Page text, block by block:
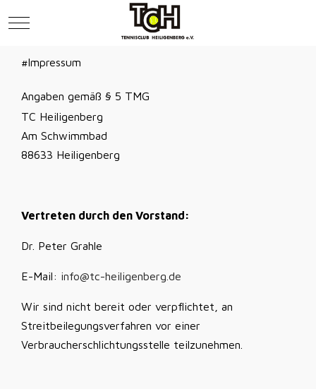
Mobile Menu Toggle
#Impressum
Angaben gemäß § 5 TMG
TC Heiligenberg
Am Schwimmbad
88633 Heiligenberg
Vertreten durch den Vorstand:
Dr. Peter Grahle
E-Mail: info@tc-heiligenberg.de
Wir sind nicht bereit oder verpflichtet, an
Streitbeilegungsverfahren vor einer
Verbraucherschlichtungsstelle teilzunehmen.